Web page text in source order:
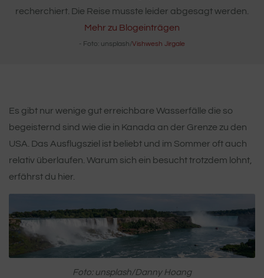
recherchiert. Die Reise musste leider abgesagt werden.
Mehr zu Blogeinträgen
- Foto: unsplash/Vishwesh Jirgale
Es gibt nur wenige gut erreichbare Wasserfälle die so
begeisternd sind wie die in Kanada an der Grenze zu den
USA. Das Ausflugsziel ist beliebt und im Sommer oft auch
relativ überlaufen. Warum sich ein besucht trotzdem lohnt,
erfährst du hier.
Foto: unsplash/Danny Hoang